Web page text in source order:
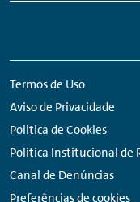
Termos de Uso
Aviso de Privacidade
Politica de Cookies
Politica Institucional de
Canal de Denúncias
Preferências de cookies
Network
Links